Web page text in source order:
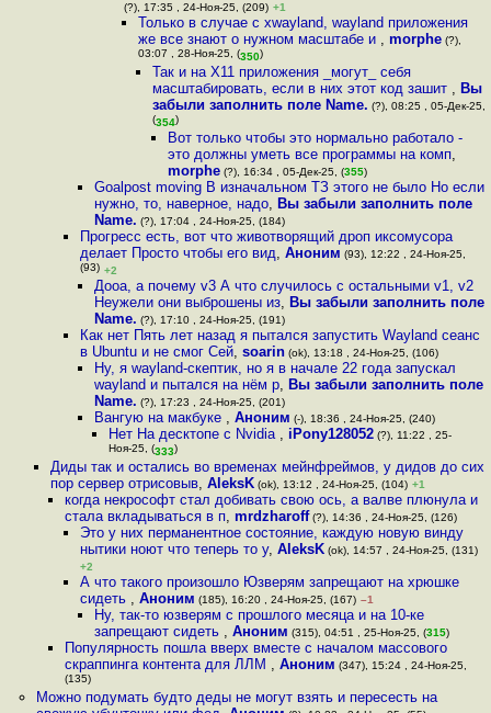
(?), 17:35 , 24-Ноя-25, (209) +1
Только в случае с xwayland, wayland приложения
же все знают о нужном масштабе и , morphe(?),
03:07 , 28-Ноя-25, (350)
Так и на Х11 приложения _могут_ себя
масштабировать, если в них этот код зашит , Вы
забыли заполнить поле Name. (?), 08:25 , 05-Дек-25,
(354)
Вот только чтобы это нормально работало -
это должны уметь все программы на комп,
morphe(?), 16:34 , 05-Дек-25, (355)
Goalpost moving В изначальном ТЗ этого не было Но если
нужно, то, наверное, надо, Вы забыли заполнить поле
Name. (?), 17:04 , 24-Ноя-25, (184)
Прогресс есть, вот что животворящий дроп иксомусора
делает Просто чтобы его вид, Аноним (93), 12:22 , 24-Ноя-25,
(93) +2
Дооа, а почему v3 А что случилось с остальными v1, v2
Неужели они выброшены из, Вы забыли заполнить поле
Name. (?), 17:10 , 24-Ноя-25, (191)
Как нет Пять лет назад я пытался запустить Wayland сеанс
в Ubuntu и не смог Сей, soarin(ok), 13:18 , 24-Ноя-25, (106)
Ну, я wayland-скептик, но я в начале 22 года запускал
wayland и пытался на нём р, Вы забыли заполнить поле
Name. (?), 17:23 , 24-Ноя-25, (201)
Вангую на макбуке , Аноним (-), 18:36 , 24-Ноя-25, (240)
Нет На десктопе с Nvidia , iPony128052 (?), 11:22 , 25-
Ноя-25, (333)
Диды так и остались во временах мейнфреймов, у дидов до сих
пор сервер отрисовыв, AleksK(ok), 13:12 , 24-Ноя-25, (104) +1
когда некрософт стал добивать свою ось, а валве плюнула и
стала вкладываться в п,mrdzharoff(?), 14:36 , 24-Ноя-25, (126)
Это у них перманентное состояние, каждую новую винду
нытики ноют что теперь то у, AleksK(ok), 14:57 , 24-Ноя-25, (131)
+2
А что такого произошло Юзверям запрещают на хрюшке
сидеть , Аноним (185), 16:20 , 24-Ноя-25, (167) –1
Ну, так-то юзверям с прошлого месяца и на 10-ке
запрещают сидеть , Аноним (315), 04:51 , 25-Ноя-25, (315)
Популярность пошла вверх вместе с началом массового
скраппинга контента для ЛЛМ ,Аноним (347), 15:24 , 24-Ноя-25,
(135)
Можно подумать будто деды не могут взять и пересесть на